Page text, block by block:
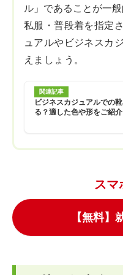
ル」であることが一般
私服・普段着を指定
ュアルやビジネスカ
えましょう。
関連記事
ビジネスカジュアルでの
る？適した色や形をご紹介
スマ
【無料】